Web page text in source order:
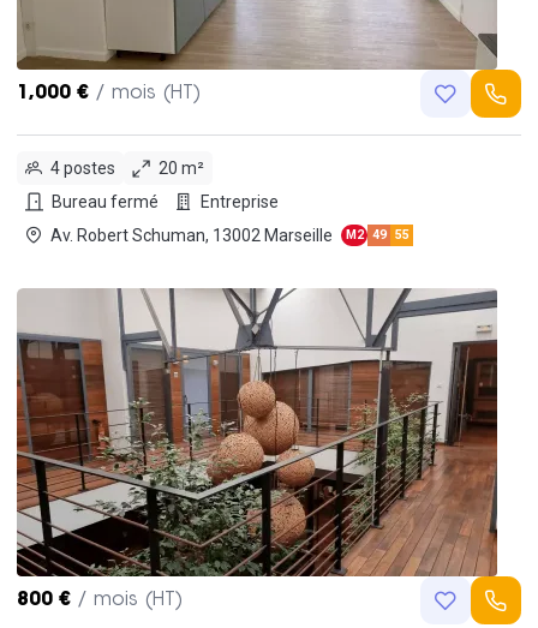
1,000 € / mois (HT)
4 postes
20 m²
Bureau fermé
Entreprise
Av. Robert Schuman, 13002 Marseille
M2 49 55
800 € / mois (HT)